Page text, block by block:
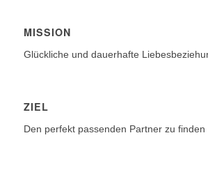
MISSION
Glückliche und dauerhafte
ZIEL
Den perfekt passenden Partner zu finden